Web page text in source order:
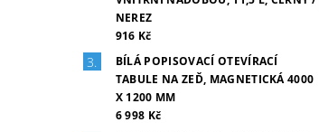
NEREZ
916 Kč
BÍLÁ POPISOVACÍ OTEVÍRACÍ
TABULE NA ZEĎ, MAGNETICKÁ 4000
X 1200 MM
6 998 Kč